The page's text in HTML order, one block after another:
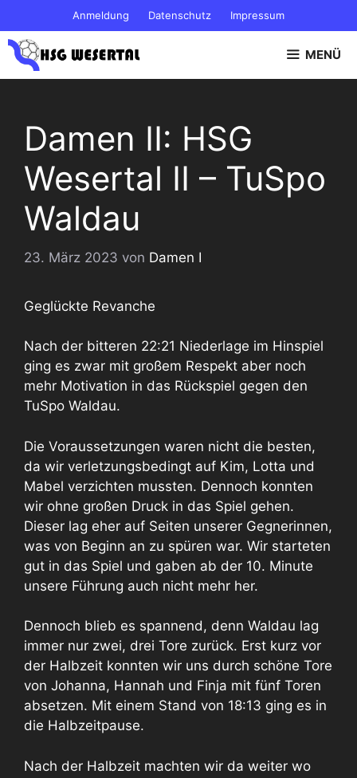
Inhalt
springen
Anmeldung Datenschutz Impressum
MENÜ
Damen II: HSG
Wesertal II – TuSpo
Waldau
23. März 2023 von Damen I
Geglückte Revanche
Nach der bitteren 22:21 Niederlage im Hinspiel
ging es zwar mit großem Respekt aber noch
mehr Motivation in das Rückspiel gegen den
TuSpo Waldau.
Die Voraussetzungen waren nicht die besten,
da wir verletzungsbedingt auf Kim, Lotta und
Mabel verzichten mussten. Dennoch konnten
wir ohne großen Druck in das Spiel gehen.
Dieser lag eher auf Seiten unserer Gegnerinnen,
was von Beginn an zu spüren war. Wir starteten
gut in das Spiel und gaben ab der 10. Minute
unsere Führung auch nicht mehr her.
Dennoch blieb es spannend, denn Waldau lag
immer nur zwei, drei Tore zurück. Erst kurz vor
der Halbzeit konnten wir uns durch schöne Tore
von Johanna, Hannah und Finja mit fünf Toren
absetzen. Mit einem Stand von 18:13 ging es in
die Halbzeitpause.
Nach der Halbzeit machten wir da weiter wo